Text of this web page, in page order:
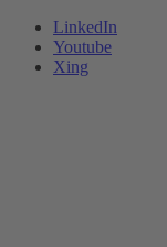
LinkedIn
Youtube
Xing